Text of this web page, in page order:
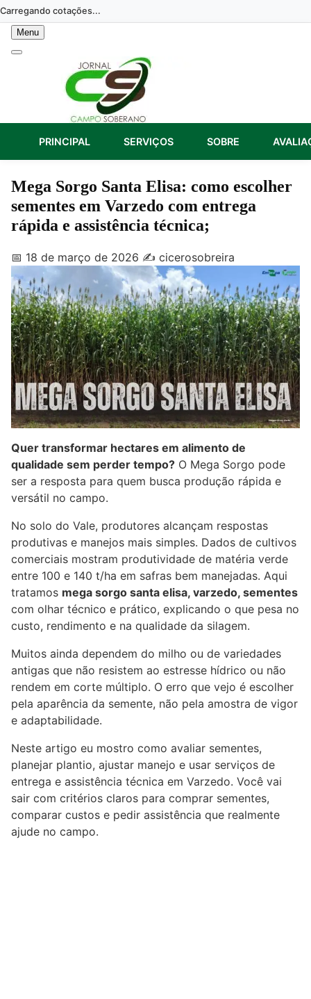
Skip
to
content
Carregando cotações...
Menu
PRINCIPAL SERVIÇOS SOBRE
Mega Sorgo Santa Elisa: como escolher
sementes em Varzedo com entrega
rápida e assistência técnica;
📅 18 de março de 2026 ✍️ cicerosobreira
Quer transformar hectares em alimento de
qualidade sem perder tempo? O Mega Sorgo pode
ser a resposta para quem busca produção rápida e
versátil no campo.
No solo do Vale, produtores alcançam respostas
produtivas e manejos mais simples. Dados de cultivos
comerciais mostram produtividade de matéria verde
entre 100 e 140 t/ha em safras bem manejadas. Aqui
tratamos mega sorgo santa elisa, varzedo, sementes
com olhar técnico e prático, explicando o que pesa no
custo, rendimento e na qualidade da silagem.
Muitos ainda dependem do milho ou de variedades
antigas que não resistem ao estresse hídrico ou não
rendem em corte múltiplo. O erro que vejo é escolher
pela aparência da semente, não pela amostra de vigor
e adaptabilidade.
Neste artigo eu mostro como avaliar sementes,
planejar plantio, ajustar manejo e usar serviços de
entrega e assistência técnica em Varzedo. Você vai
sair com critérios claros para comprar sementes,
comparar custos e pedir assistência que realmente
ajude no campo.